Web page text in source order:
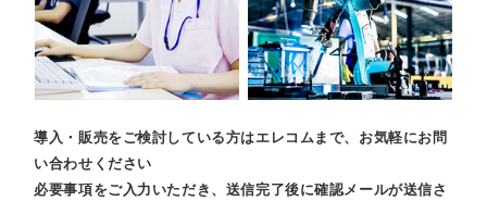
導入・販売をご検討している方はエレコムまで、お気軽にお問
い合わせください
必要事項をご入力いただき、送信完了後に確認メールが送信さ